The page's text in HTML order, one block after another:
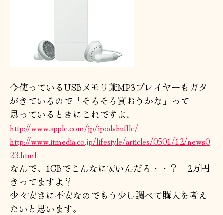
今使っているUSBメモリ兼MP3プレイヤーもガタ
がきているので「そろそろ買おうかな」って
思っているときにこれですよ。
http://www.apple.com/jp/ipodshuffle/
http://www.itmedia.co.jp/lifestyle/articles/0501/12/news0
23.html
なんで、1GBでこんなに安いんだろ・・？ 2万円
きってますよ？
少々安さに不安なのでもう少し調べて購入を考え
たいと思います。